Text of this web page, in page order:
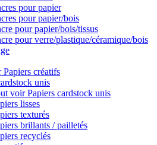
pour papier
pour papier/bois
pour papier/bois/tissus
pour verre/plastique/céramique/bois
créatifs
unis
voir Papiers cardstock unis
lisses
texturés
brillants / pailletés
recyclés